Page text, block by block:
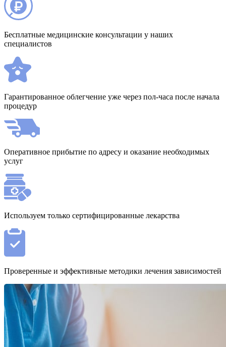
Бесплатные медицинские консультации у наших
специалистов
Гарантированное облегчение уже через пол-часа после начала
процедур
Оперативное прибытие по адресу и оказание необходимых
услуг
Используем только сертифицированные лекарства
Проверенные и эффективные методики лечения зависимостей